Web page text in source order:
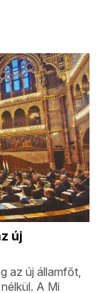
új
az új államfőt,
A Mi